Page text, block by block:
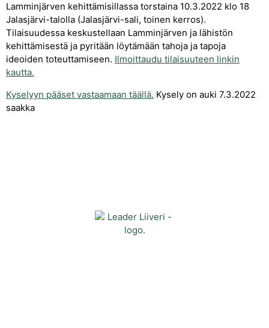
Lamminjärven kehittämisillassa torstaina 10.3.2022 klo 18
Jalasjärvi-talolla (Jalasjärvi-sali, toinen kerros).
Tilaisuudessa keskustellaan Lamminjärven ja lähistön
kehittämisestä ja pyritään löytämään tahoja ja tapoja
ideoiden toteuttamiseen. Ilmoittaudu tilaisuuteen linkin
kautta.
Kyselyyn pääset vastaamaan täällä. Kysely on auki 7.3.2022
saakka